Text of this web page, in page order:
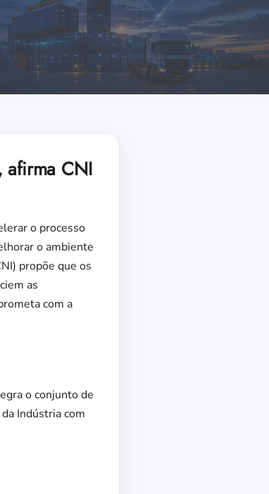
afirma CNI
o processo
o ambiente
propõe que os
as
com a
o conjunto de
Indústria com